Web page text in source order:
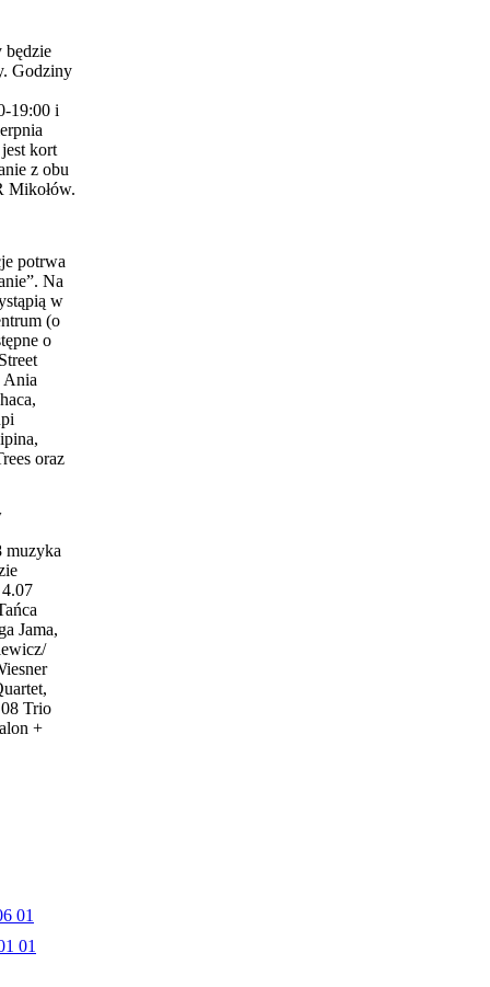
będzie
Godziny
19:00 i
kort
z obu
Mikołów.
potrwa
Na
w
(o
o
Ania
oraz
muzyka
Jama,
Trio
+